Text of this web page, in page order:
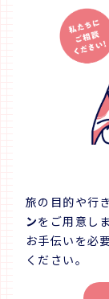
ると生臭さが消
酸が生成されて最高の
ち時間には、豊
さい。 鳴門の海
眺め食べる干物の味は格別で
お土産としてお
なること間違いなしです。 【対象
【所要時間につ
するかによって
間 *さばき～塩
時間は1時間程
日干し約3時間
ださい。 ※工程
せん。ご了承ください。 【豊田商店】 一人
に鳴門のおいし
たい。 そんな想
Facebook：
旅の目的や行
ンをご用意しま
お手伝いを必
ください。